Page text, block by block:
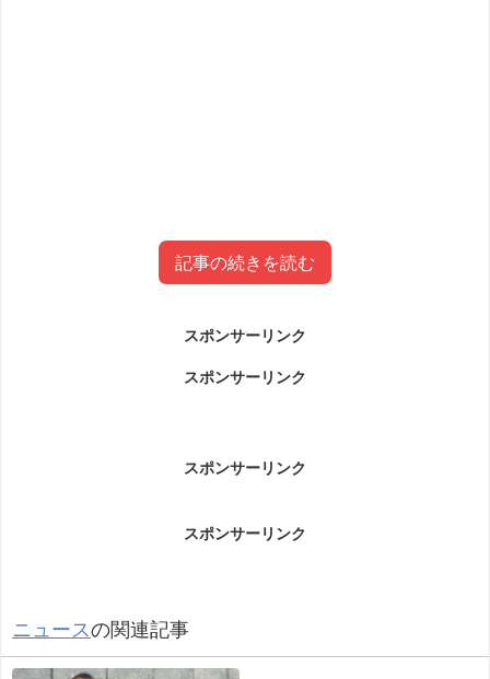
記事の続きを読む
ス)脱税について
池田幸弘GREAT社長(二丁目のボス)脱税についてです。
東京・新宿２丁目でゲイバーを経営する会社が売り
疑で、「ＨＹフィールド」など２社と池田幸弘社長
（３８）を東京地検に告発したことが２８日、関係
スポンサーリンク
スポンサーリンク
スポンサーリンク
スポンサーリンク
ニュースの関連記事